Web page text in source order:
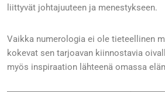
liittyvät johtajuuteen ja menestykseen.
Vaikka numerologia ei ole tieteellinen
kokevat sen tarjoavan kiinnostavia
myös inspiraation lähteenä omassa